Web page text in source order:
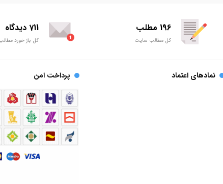
196 مطلب
کل مطالب سایت
711 دیدگاه
کل باز خورد
نمادهای اعتماد پرداخت امن